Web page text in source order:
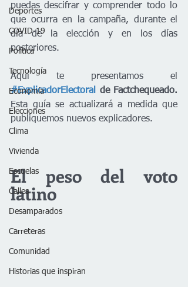
Deportes
COVID-19
Política
Tecnología
Economía
Elecciones
Clima
Vivienda
Escuelas
Calles
Desamparados
Carreteras
Comunidad
Historias que inspiran
puedas descifrar y comprender todo lo
que ocurra en la campaña, durante el
día de la elección y en los días
posteriores.
#ExplicadorElectoral
Esta guía se actualizará a medida que
publiquemos nuevos explicadores.
El peso del voto
latino